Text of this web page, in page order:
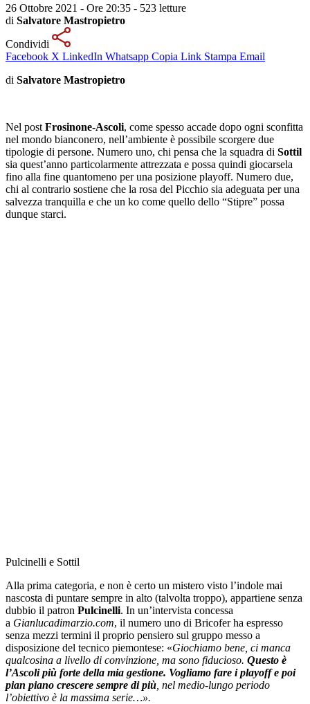
26 Ottobre 2021 - Ore 20:35 - 523 letture
di Salvatore Mastropietro
Condividi
Facebook X LinkedIn Whatsapp Copia Link Stampa Email
di Salvatore Mastropietro
Nel post Frosinone-Ascoli, come spesso accade dopo ogni sconfitta
nel mondo bianconero, nell’ambiente è possibile scorgere due
tipologie di persone. Numero uno, chi pensa che la squadra di Sottil
sia quest’anno particolarmente attrezzata e possa quindi giocarsela
fino alla fine quantomeno per una posizione playoff. Numero due,
chi al contrario sostiene che la rosa del Picchio sia adeguata per una
salvezza tranquilla e che un ko come quello dello “Stipre” possa
dunque starci.
Pulcinelli e Sottil
Alla prima categoria, e non è certo un mistero visto l’indole mai
nascosta di puntare sempre in alto (talvolta troppo), appartiene senza
dubbio il patron Pulcinelli. In un’intervista concessa
a Gianlucadimarzio.com, il numero uno di Bricofer ha espresso
senza mezzi termini il proprio pensiero sul gruppo messo a
disposizione del tecnico piemontese: «Giochiamo bene, ci manca
qualcosina a livello di convinzione, ma sono fiducioso. Questo è
l’Ascoli più forte della mia gestione. Vogliamo fare i playoff e poi
pian piano crescere sempre di più , nel medio-lungo periodo
l’obiettivo è la massima serie…».